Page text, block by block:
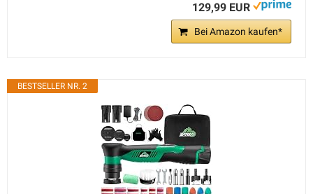
129,99 EUR
Bei Amazon kaufen*
BESTSELLER NR. 2